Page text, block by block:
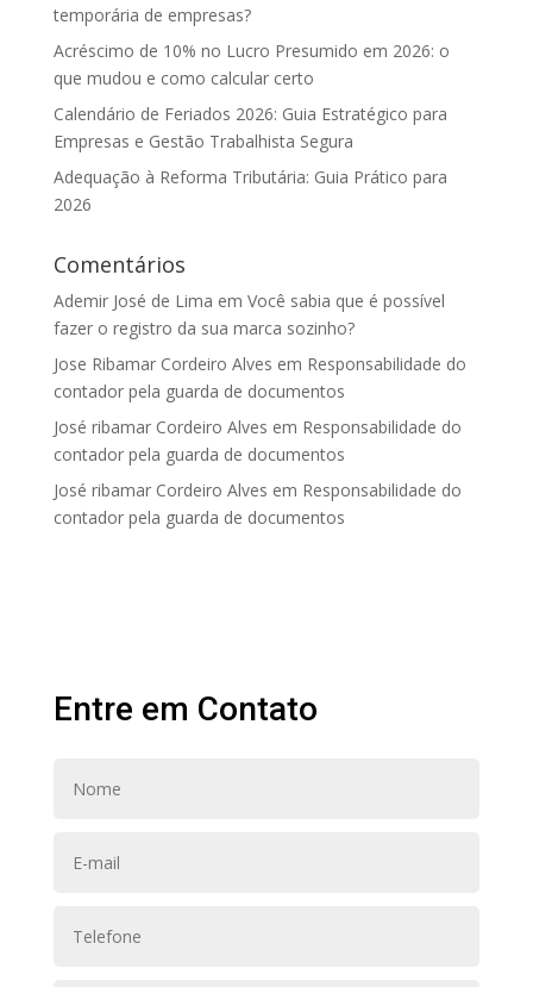
temporária de empresas?
Acréscimo de 10% no Lucro Presumido em 2026: o
que mudou e como calcular certo
Calendário de Feriados 2026: Guia Estratégico para
Empresas e Gestão Trabalhista Segura
Adequação à Reforma Tributária: Guia Prático para
2026
Comentários
Ademir José de Lima em Você sabia que é possível
fazer o registro da sua marca sozinho?
Jose Ribamar Cordeiro Alves em Responsabilidade do
contador pela guarda de documentos
José ribamar Cordeiro Alves em Responsabilidade do
contador pela guarda de documentos
José ribamar Cordeiro Alves em Responsabilidade do
contador pela guarda de documentos
Entre em Contato